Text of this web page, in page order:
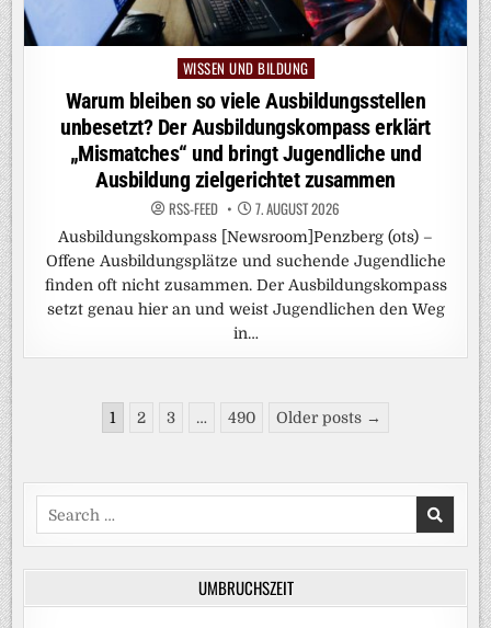
Posted
WISSEN UND BILDUNG
Warum bleiben so viele Ausbildungsstellen
unbesetzt? Der Ausbildungskompass erklärt
„Mismatches“ und bringt Jugendliche und
Ausbildung zielgerichtet zusammen
RSS-FEED 7. AUGUST 2026
Ausbildungskompass [Newsroom]Penzberg (ots) –
Offene Ausbildungsplätze und suchende Jugendliche
finden oft nicht zusammen. Der Ausbildungskompass
setzt genau hier an und weist Jugendlichen den Weg
in…
Seitennummerierung
Beiträge
1 2 3 … 490 Older posts →
Search
for:
UMBRUCHSZEIT